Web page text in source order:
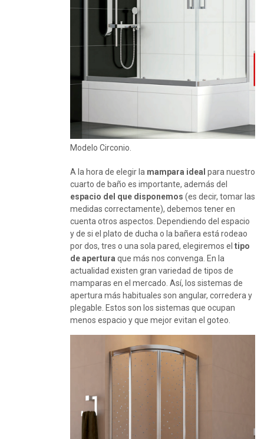
Modelo Circonio.
A la hora de elegir la mampara ideal para nuestro
cuarto de baño es importante, además del
espacio del que disponemos (es decir, tomar las
medidas correctamente), debemos tener en
cuenta otros aspectos. Dependiendo del espacio
y de si el plato de ducha o la bañera está rodeao
por dos, tres o una sola pared, elegiremos el tipo
de apertura que más nos convenga. En la
actualidad existen gran variedad de tipos de
mamparas en el mercado. Así, los sistemas de
apertura más habituales son angular, corredera y
plegable. Estos son los sistemas que ocupan
menos espacio y que mejor evitan el goteo.